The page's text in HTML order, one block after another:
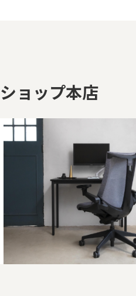
ョップ本店